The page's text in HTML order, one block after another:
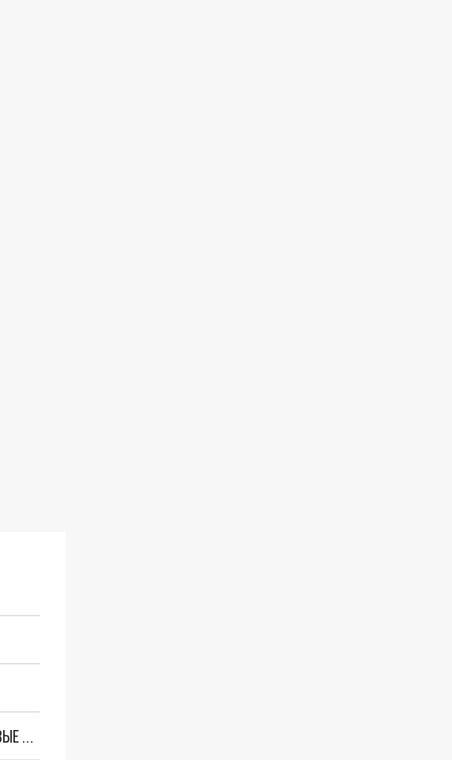
"ОЧЕНЬ ПЛОХИЕ НОВОСТИ": БОЛЬШАЯ ОШИБКА PALANTIR В РОССИИ. СТРАНЫ НАТО ВПЕРВЫЕ ЗА СВО ОСТАНОВИЛИ ПОСТАВКИ ОРУЖИЯ. ВСУ ТЕРЯЮТ ПРИГРАНИЧЬЕ?